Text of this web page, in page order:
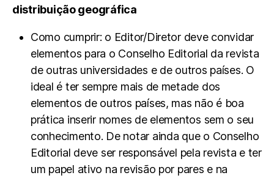
distribuição geográfica
Como cumprir: o Editor/Diretor deve convidar
elementos para o Conselho Editorial da revista
de outras universidades e de outros países. O
ideal é ter sempre mais de metade dos
elementos de outros países, mas não é boa
prática inserir nomes de elementos sem o seu
conhecimento. De notar ainda que o Conselho
Editorial deve ser responsável pela revista e ter
um papel ativo na revisão por pares e na